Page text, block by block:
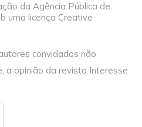
da Agência Pública de
uma licença Creative
convidados não
a opinião da revista Interesse